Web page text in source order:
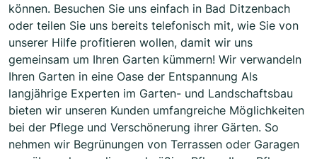
können. Besuchen Sie uns einfach in Bad Ditzenbach
oder teilen Sie uns bereits telefonisch mit, wie Sie von
unserer Hilfe profitieren wollen, damit wir uns
gemeinsam um Ihren Garten kümmern! Wir verwandeln
Ihren Garten in eine Oase der Entspannung Als
langjährige Experten im Garten- und Landschaftsbau
bieten wir unseren Kunden umfangreiche Möglichkeiten
bei der Pflege und Verschönerung ihrer Gärten. So
nehmen wir Begrünungen von Terrassen oder Garagen